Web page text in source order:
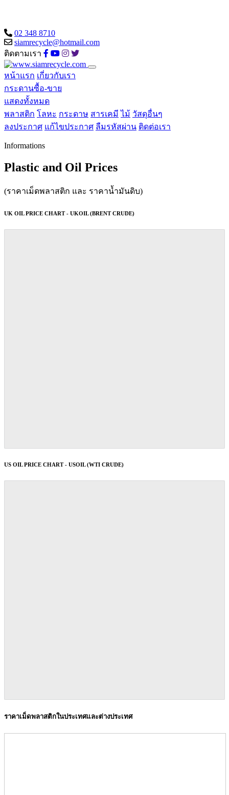
02 348 8710
siamrecycle@hotmail.com
ติดตามเรา
หน้าแรก เกี่ยวกับเรา
กระดานซื้อ-ขาย
แสดงทั้งหมด
พลาสติก โลหะ กระดาษ สารเคมี ไม้ วัสดุอื่นๆ
ลงประกาศ แก้ไขประกาศ ลืมรหัสผ่าน ติดต่อเรา
Informations
Plastic and Oil Prices
(ราคาเม็ดพลาสติก และ ราคาน้ำมันดิบ)
UK OIL PRICE CHART - UKOIL (BRENT CRUDE)
US OIL PRICE CHART - USOIL (WTI CRUDE)
ราคาเม็ดพลาสติกในประเทศและต่างประเทศ